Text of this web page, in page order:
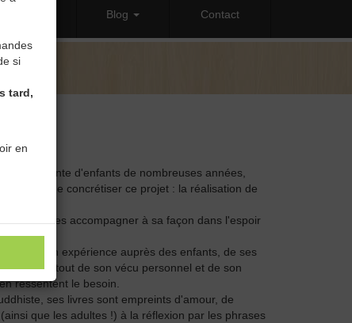
si
tard,
en
Blog Contact
accueillante d'enfants de nombreuses années,
de concrétiser ce projet : la réalisation de
souhaite les accompagner à sa façon dans l'espoir
!!
de son expérience auprès des enfants, de ses
mais surtout de son vécu personnel et de son
ressentent le besoin.
ses livres sont empreints d'amour, de
que les adultes !) à la réflexion par les phrases